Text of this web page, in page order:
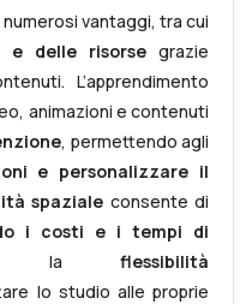
vantaggi, tra cui
e delle risorse grazie
L’apprendimento
animazioni e contenuti
, permettendo agli
e personalizzare il
spaziale consente di
i costi e i tempi di
la flessibilità
lo studio alle proprie